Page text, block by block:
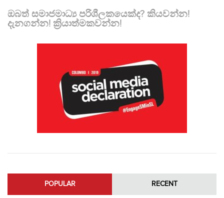
ඔබත් සමාජමාධ්‍ය පරිශීලකයෙක්ද? කියවන්න!
දැනගන්න! ක්‍රියාත්මකවන්න!
POPULAR RECENT